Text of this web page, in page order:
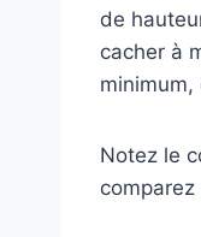
de
cacher à
Notez le